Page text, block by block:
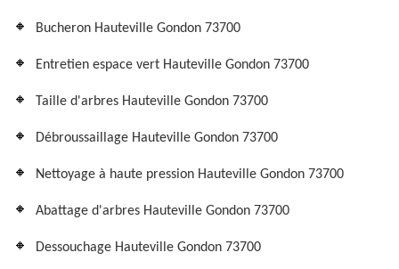
Bucheron Hauteville Gondon 73700
Entretien espace vert Hauteville Gondon 73700
Taille d'arbres Hauteville Gondon 73700
Débroussaillage Hauteville Gondon 73700
Nettoyage à haute pression Hauteville Gondon 73700
Abattage d'arbres Hauteville Gondon 73700
Dessouchage Hauteville Gondon 73700